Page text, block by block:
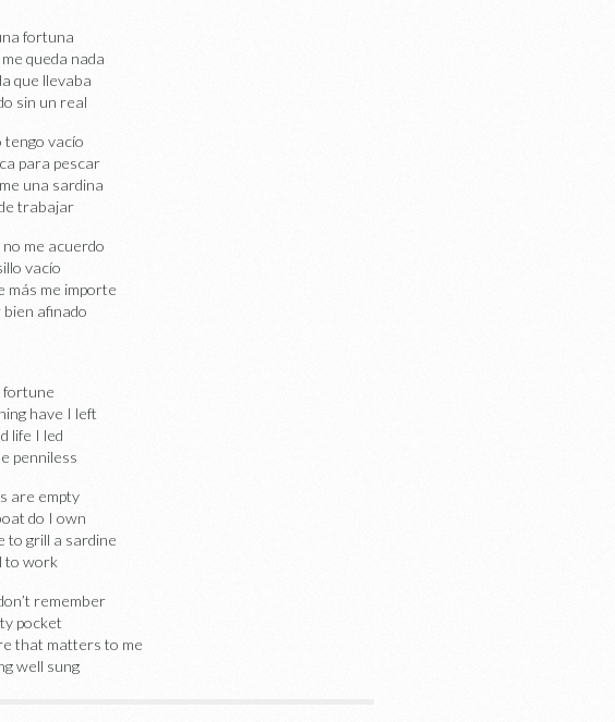
fortuna
queda nada
que llevaba
sin un real
tengo vacío
para pescar
una sardina
trabajar
me acuerdo
vacío
más me importe
afinado
fortune
have I left
life I led
penniless
are empty
do I own
to grill a sardine
to work
remember
pocket
that matters to me
well sung